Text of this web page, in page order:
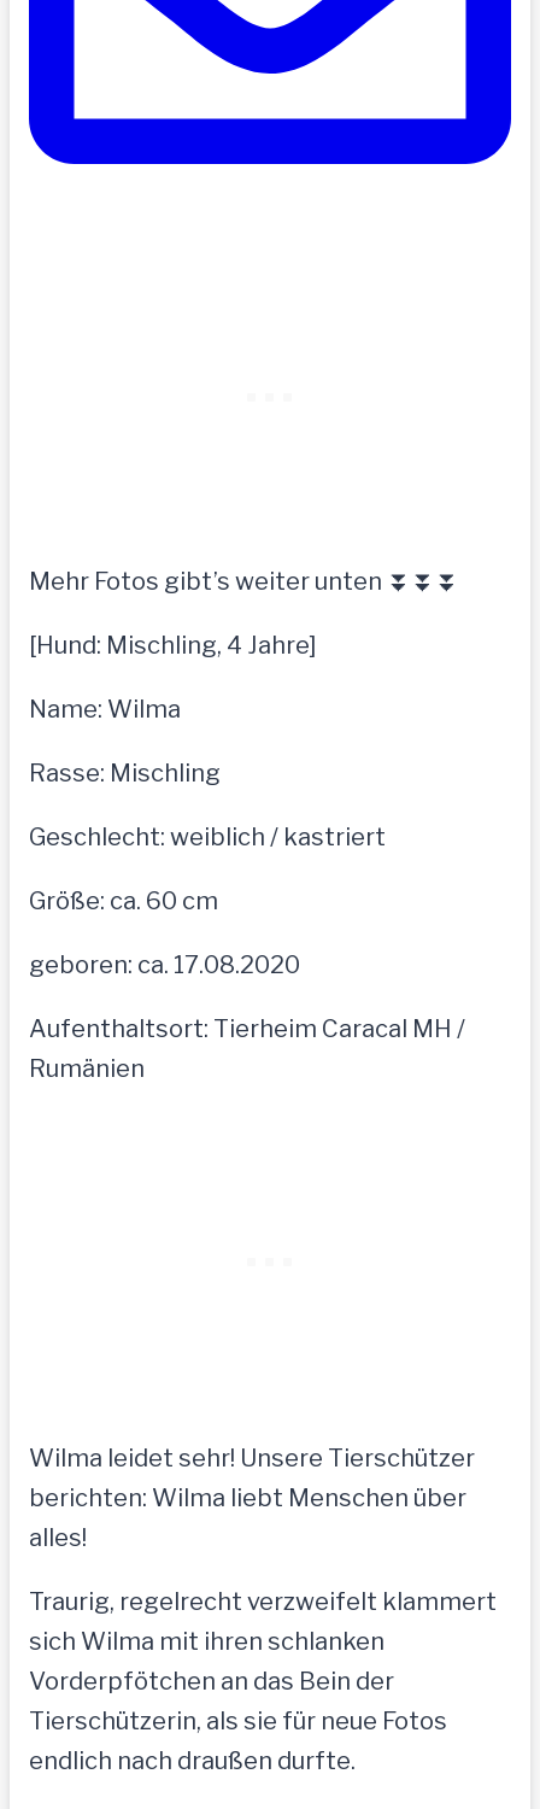
Mehr Fotos gibt’s weiter unten ⏬⏬⏬
[Hund: Mischling, 4 Jahre]
Name: Wilma
Rasse: Mischling
Geschlecht: weiblich / kastriert
Größe: ca. 60 cm
geboren: ca. 17.08.2020
Aufenthaltsort: Tierheim Caracal MH /
Rumänien
Wilma leidet sehr! Unsere Tierschützer
berichten: Wilma liebt Menschen über
alles!
Traurig, regelrecht verzweifelt klammert
sich Wilma mit ihren schlanken
Vorderpfötchen an das Bein der
Tierschützerin, als sie für neue Fotos
endlich nach draußen durfte.